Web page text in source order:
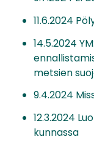
11.6.2024
14.5.2024
metsien
9.4.2024
12.3.2024
kunnassa